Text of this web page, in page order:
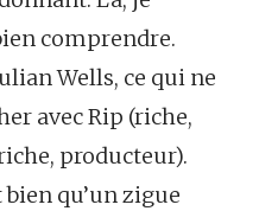
comprendre.
Wells, ce qui ne
avec Rip (riche,
producteur).
qu’un zigue